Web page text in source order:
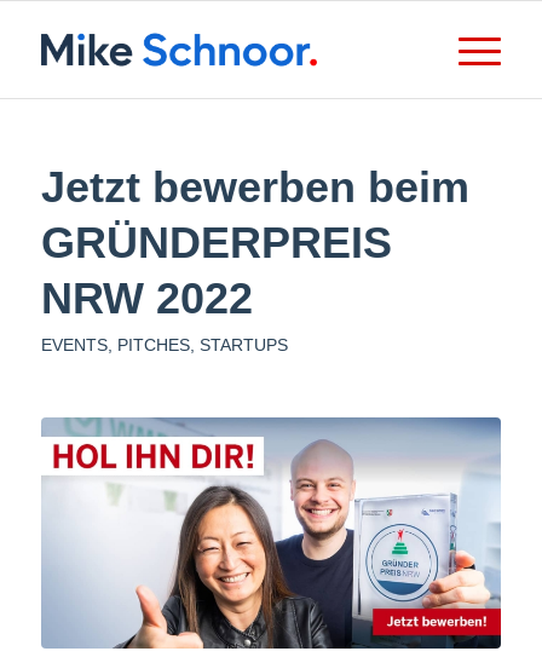
Jetzt bewerben beim
GRÜNDERPREIS
NRW 2022
EVENTS, PITCHES, STARTUPS